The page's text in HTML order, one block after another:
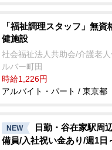
「福祉調理スタッフ」無
健施設
社会福祉法人共助会/介護老
ルバー町田
時給1,226円
アルバイト・パート / 東京都
NEW
日勤・谷在家駅周
備員/入社祝い金あり/週1日